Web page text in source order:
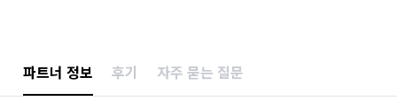
파트너 정보 후기 자주 묻는 질문